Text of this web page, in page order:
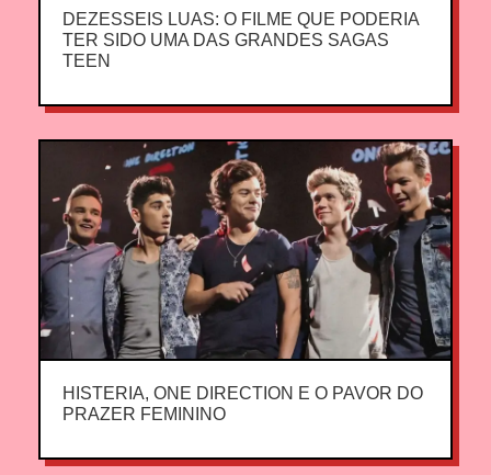
DEZESSEIS LUAS: O FILME QUE PODERIA
TER SIDO UMA DAS GRANDES SAGAS
TEEN
HISTERIA, ONE DIRECTION E O PAVOR DO
PRAZER FEMININO